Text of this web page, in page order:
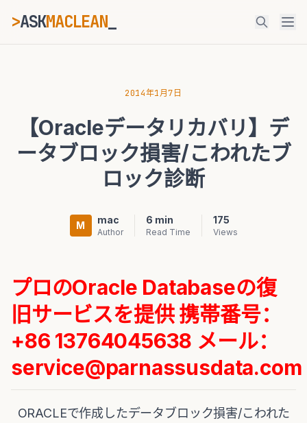
>ASKMACLEAN
⌘K Ctrl+K
2014年1月7日
【Oracleデータリカバリ】デ
ータブロック損害/こわれたブ
ロック診断
M mac
Author
6 min
Read Time
175
Views
プロのOracle Databaseの復
旧サービスを提供 携帯番号：
+86 13764045638 メール：
service@parnassusdata.com
ORACLEで作成したデータブロック損害/こわれた